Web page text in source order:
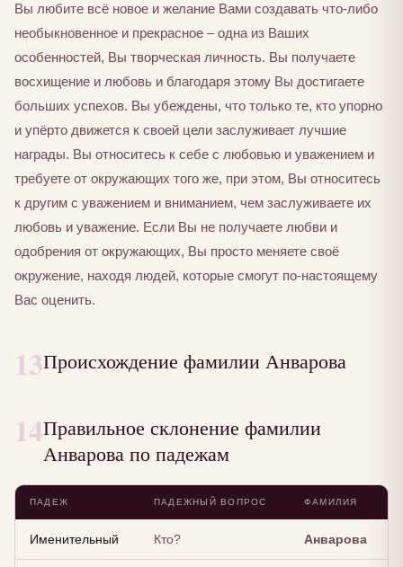
Вы любите всё новое и желание Вами создавать что-либо
необыкновенное и прекрасное – одна из Ваших
особенностей, Вы творческая личность. Вы получаете
восхищение и любовь и благодаря этому Вы достигаете
больших успехов. Вы убеждены, что только те, кто упорно
и упёрто движется к своей цели заслуживает лучшие
награды. Вы относитесь к себе с любовью и уважением и
требуете от окружающих того же, при этом, Вы относитесь
к другим с уважением и вниманием, чем заслуживаете их
любовь и уважение. Если Вы не получаете любви и
одобрения от окружающих, Вы просто меняете своё
окружение, находя людей, которые смогут по-настоящему
Вас оценить.
13Происхождение фамилии Анварова
14Правильное склонение фамилии
Анварова по падежам
ПАДЕЖ ПАДЕЖНЫЙ ВОПРОС ФАМИЛИЯ
Именительный Кто? Анварова